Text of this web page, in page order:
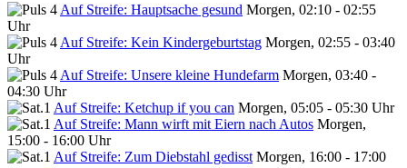
Auf Streife: Hauptsache gesund Morgen, 02:10 - 02:55
Uhr
Auf Streife: Kein Kindergeburtstag Morgen, 02:55 - 03:40
Uhr
Auf Streife: Unsere kleine Hundefarm Morgen, 03:40 -
04:30 Uhr
Auf Streife: Ketchup if you can Morgen, 05:05 - 05:30 Uhr
Auf Streife: Mann wirft mit Eiern nach Autos Morgen,
15:00 - 16:00 Uhr
Auf Streife: Zum Diebstahl gedisst Morgen, 16:00 - 17:00